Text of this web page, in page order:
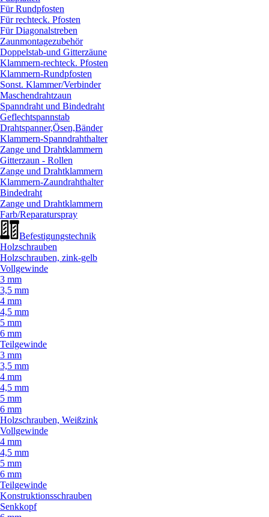
Für Rundpfosten
Für rechteck. Pfosten
Für Diagonalstreben
Zaunmontagezubehör
Doppelstab-und Gitterzäune
Klammern-rechteck. Pfosten
Klammern-Rundpfosten
Sonst. Klammer/Verbinder
Maschendrahtzaun
Spanndraht und Bindedraht
Geflechtspannstab
Drahtspanner,Ösen,Bänder
Klammern-Spanndrahthalter
Zange und Drahtklammern
Gitterzaun - Rollen
Zange und Drahtklammern
Klammern-Zaundrahthalter
Bindedraht
Zange und Drahtklammern
Farb/Reparaturspray
Befestigungstechnik
Holzschrauben
Holzschrauben, zink-gelb
Vollgewinde
3 mm
3,5 mm
4 mm
4,5 mm
5 mm
6 mm
Teilgewinde
3 mm
3,5 mm
4 mm
4,5 mm
5 mm
6 mm
Holzschrauben, Weißzink
Vollgewinde
4 mm
4,5 mm
5 mm
6 mm
Teilgewinde
Konstruktionsschrauben
Senkkopf